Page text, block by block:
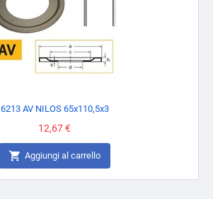
6213 AV NILOS 65x110,5x3
Prezzo
12,67 €
 Aggiungi al carrello